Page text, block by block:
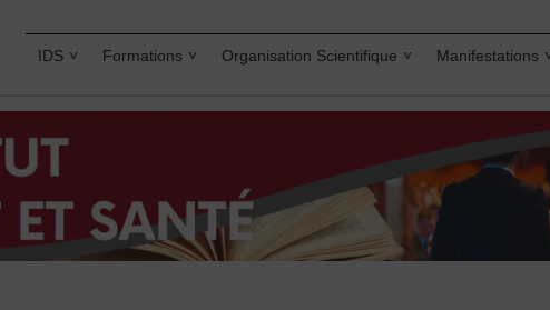
IDS Formations Organisation Scientifique Manifestations